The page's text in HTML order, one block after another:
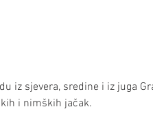
iz sjevera, sredine i iz juga
i nimških jačak.